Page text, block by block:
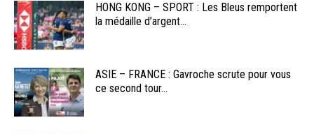
HONG KONG – SPORT : Les Bleus remportent
la médaille d’argent...
ASIE – FRANCE : Gavroche scrute pour vous
ce second tour...